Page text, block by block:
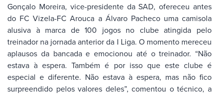
Gonçalo Moreira, vice-presidente da SAD, ofereceu antes
do FC Vizela-FC Arouca a Álvaro Pacheco uma camisola
alusiva à marca de 100 jogos no clube atingida pelo
treinador na jornada anterior da I Liga. O momento mereceu
aplausos da bancada e emocionou até o treinador. “Não
estava à espera. Também é por isso que este clube é
especial e diferente. Não estava à espera, mas não fico
surpreendido pelos valores deles”, comentou o técnico, a